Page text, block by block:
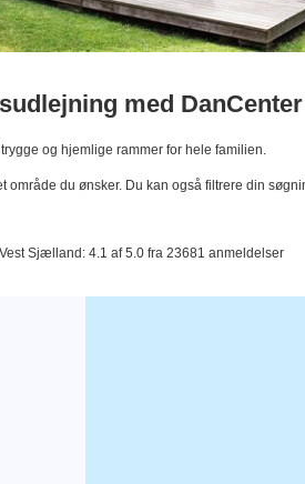
med DanCenter
og hjemlige rammer for hele familien.
du ønsker. Du kan også filtrere din
Sjælland: 4.1 af 5.0 fra 23681 anmeldelser